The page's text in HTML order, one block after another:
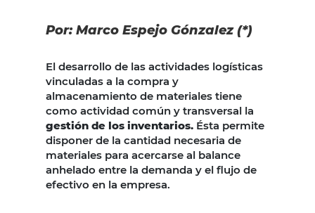
Por: Marco Espejo Gónzalez (*)
El desarrollo de las actividades logísticas
vinculadas a la compra y
almacenamiento de materiales tiene
como actividad común y transversal la
gestión de los inventarios. Ésta permite
disponer de la cantidad necesaria de
materiales para acercarse al balance
anhelado entre la demanda y el flujo de
efectivo en la empresa.